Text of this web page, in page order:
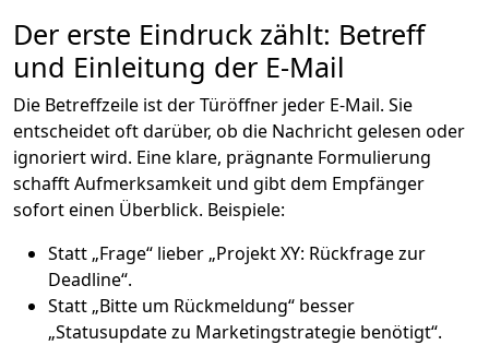
Der erste Eindruck zählt: Betreff
und Einleitung der E-Mail
Die Betreffzeile ist der Türöffner jeder E-Mail. Sie
entscheidet oft darüber, ob die Nachricht gelesen oder
ignoriert wird. Eine klare, prägnante Formulierung
schafft Aufmerksamkeit und gibt dem Empfänger
sofort einen Überblick. Beispiele:
Statt „Frage“ lieber „Projekt XY: Rückfrage zur
Deadline“.
Statt „Bitte um Rückmeldung“ besser
„Statusupdate zu Marketingstrategie benötigt“.